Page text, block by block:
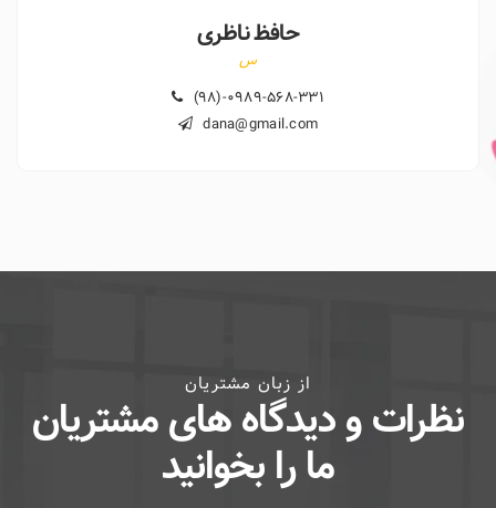
حافظ ناظری
س
(98)-0989-568-331
dana@gmail.com
از زبان مشتریان
نظرات و دیدگاه های مشتریان
ما را بخوانید